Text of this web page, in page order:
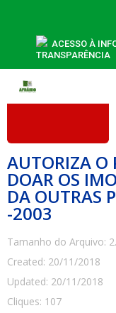
ACESSO À
TRANSPARÊNCIA
AUTORIZA O
DOAR OS
DA OUTRAS
-2003
Tamanho do Arquivo:
Created: 20/11/2018
Updated: 20/11/2018
Cliques: 107